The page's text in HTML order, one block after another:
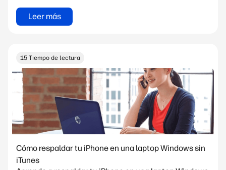
Leer más
15 Tiempo de lectura
Cómo respaldar tu iPhone en una laptop Windows sin
iTunes